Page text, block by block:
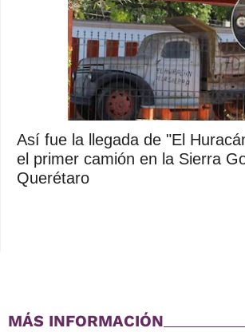
Así fue la llegada de "El
el primer camión en la Sierra
Querétaro
MÁS INFORMACIÓN